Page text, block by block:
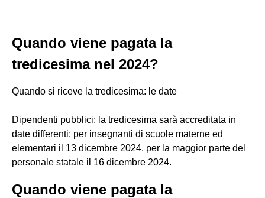
Quando viene pagata la
tredicesima nel 2024?
Quando si riceve la tredicesima: le date
Dipendenti pubblici: la tredicesima sarà accreditata in
date differenti: per insegnanti di scuole materne ed
elementari il 13 dicembre 2024. per la maggior parte del
personale statale​ il 16 dicembre 2024.
Quando viene pagata la